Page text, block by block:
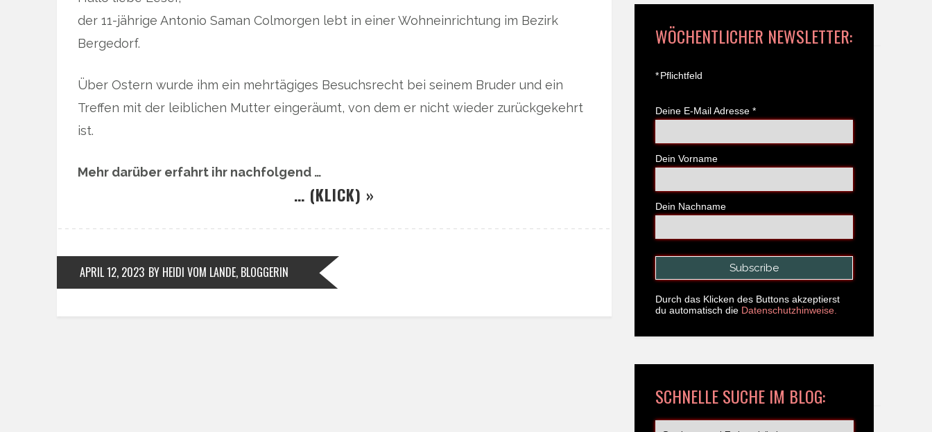
der 11-jährige Antonio Saman Colmorgen lebt in einer Wohneinrichtung im Bezirk
Bergedorf.
Über Ostern wurde ihm ein mehrtägiges Besuchsrecht bei seinem Bruder und ein
Treffen mit der leiblichen Mutter eingeräumt, von dem er nicht wieder zurückgekehrt
ist.
Mehr darüber erfahrt ihr nachfolgend …
… (KLICK) »
APRIL 12, 2023 BY HEIDI VOM LANDE, BLOGGERIN
WÖCHENTLICHER NEWSLETTER:
*Pflichtfeld
Deine E-Mail Adresse *
Dein Vorname
Dein Nachname
Durch das Klicken des Buttons akzeptierst
du automatisch die Datenschutzhinweise.
SCHNELLE SUCHE IM BLOG: